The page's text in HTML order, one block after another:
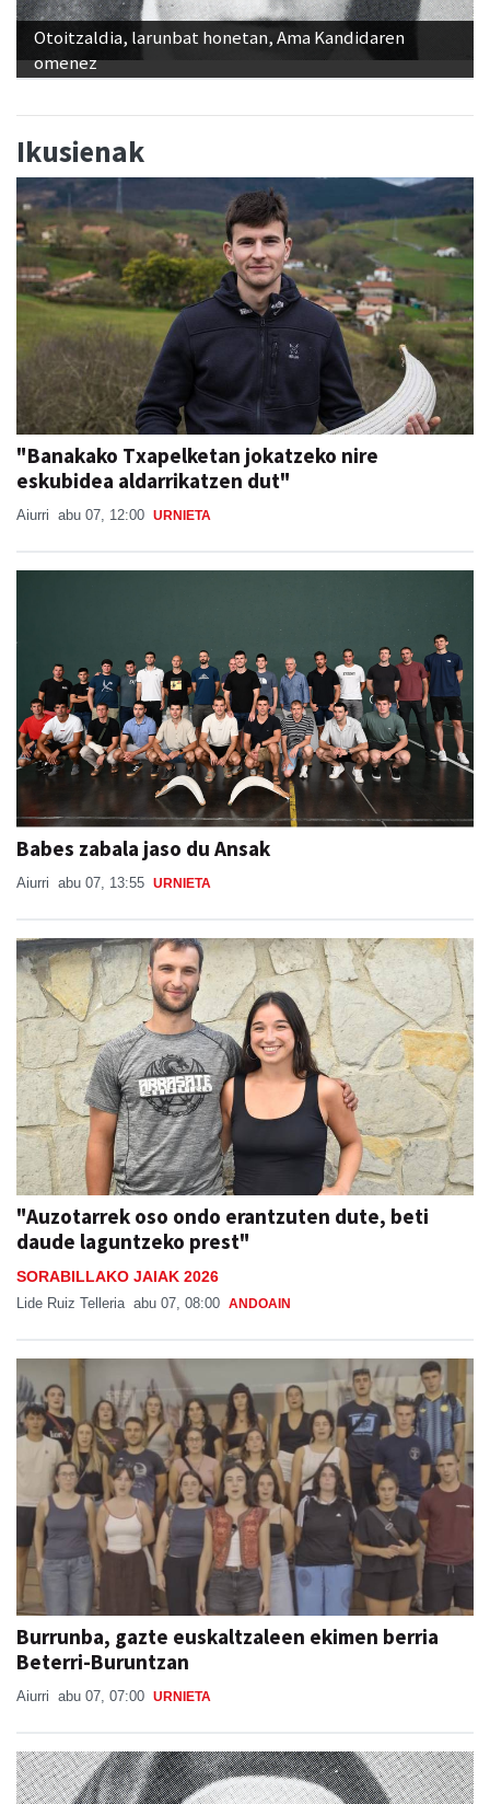
Otoitzaldia, larunbat honetan, Ama Kandidaren
omenez
Ikusienak
"Banakako Txapelketan jokatzeko nire
eskubidea aldarrikatzen dut"
Aiurri abu 07, 12:00 URNIETA
Babes zabala jaso du Ansak
Aiurri abu 07, 13:55 URNIETA
"Auzotarrek oso ondo erantzuten dute, beti
daude laguntzeko prest"
SORABILLAKO JAIAK 2026
Lide Ruiz Telleria abu 07, 08:00 ANDOAIN
Burrunba, gazte euskaltzaleen ekimen berria
Beterri-Buruntzan
Aiurri abu 07, 07:00 URNIETA